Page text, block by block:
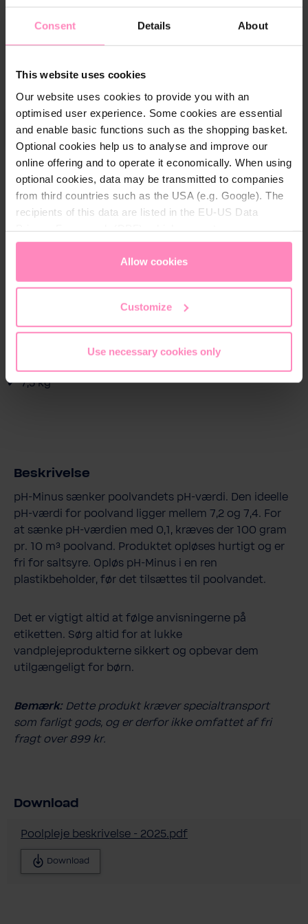
Consent Details About
This website uses cookies
Our website uses cookies to provide you with an
optimised user experience. Some cookies are essential
and enable basic functions such as the shopping basket.
Optional cookies help us to analyse and improve our
online offering and to operate it economically. When using
optional cookies, data may be transmitted to companies
from third countries such as the USA (e.g. Google). The
recipients of this data are listed in the EU-US Data
appropriate level of data protection. You canaccept all
only allow necessary cookies
access and change your chosen setting at any time in
Allow cookies
Customize
Use necessary cookies only
produktanmeldelser
209,00 DKK
156,75 DKK
e
t
n
t
Tilføj til indkøbskurv
Klar til forsendelse, estimeret leveringstid:
1-3 hverdage
Gratis fragt fra 899 kr.
Sænker pH-værdi
Fri for saltsyre
7,5 kg
Beskrivelse
pH-Minus sænker poolvandets pH-værdi. Den ideelle
pH-værdi for poolvand ligger mellem 7,2 og 7,4. For
at sænke pH-værdien med 0,1, kræves der 100 gram
pr. 10 m³ poolvand. Produktet opløses hurtigt og er
fri for saltsyre. Opløs pH-Minus i en ren
plastikbeholder, før det tilsættes til poolvandet.
Det er vigtigt altid at følge anvisningerne på
etiketten. Sørg altid for at lukke
vandplejeprodukterne sikkert og opbevar dem
utilgængeligt for børn.
Bemærk: Dette produkt kræver specialtransport
som farligt gods, og er derfor ikke omfattet af fri
fragt over 899 kr.
Download
Poolpleje beskrivelse - 2025.pdf
Download